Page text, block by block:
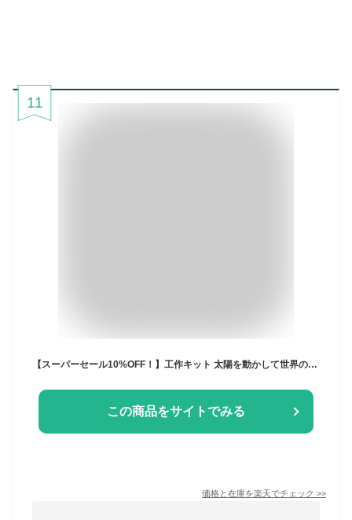
11
【スーパーセール10%OFF！】工作キット 太陽を動かして世界の季節を知ろう 地球日照儀 理科 太陽 観測 自由研究 小学生 高学年 中学生 天体観測 季節の仕組み 夏休み 知育玩具 木製 ソーラー システム モデル 組み立て 誕生日 プレゼント ギフト 科学 天文 地学 季節 日照
この商品をサイトでみる
価格と在庫を楽天でチェック >>